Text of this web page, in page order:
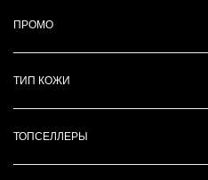
ПРОМО
ТИП КОЖИ
ТОПСЕЛЛЕРЫ